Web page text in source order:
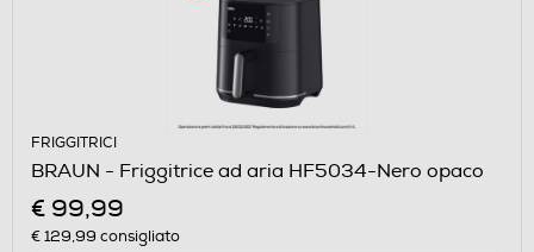
FRIGGITRICI
BRAUN - Friggitrice ad aria HF5034-Nero opaco
€ 99,99
€ 129,99 consigliato